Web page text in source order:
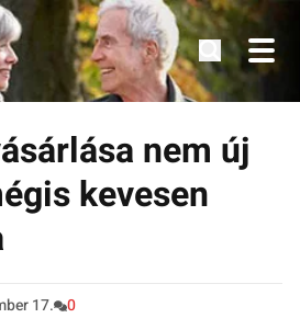
idősek számára.
nem új
kevesen
17. 0